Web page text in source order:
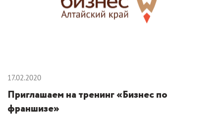
17.02.2020
Приглашаем на тренинг «Бизнес по
франшизе»